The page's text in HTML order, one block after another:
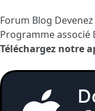
Forum Blog
Programme associé
Téléchargez notre